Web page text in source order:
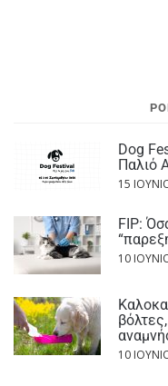
Dog
Παλιό
15
FIP:
10
10